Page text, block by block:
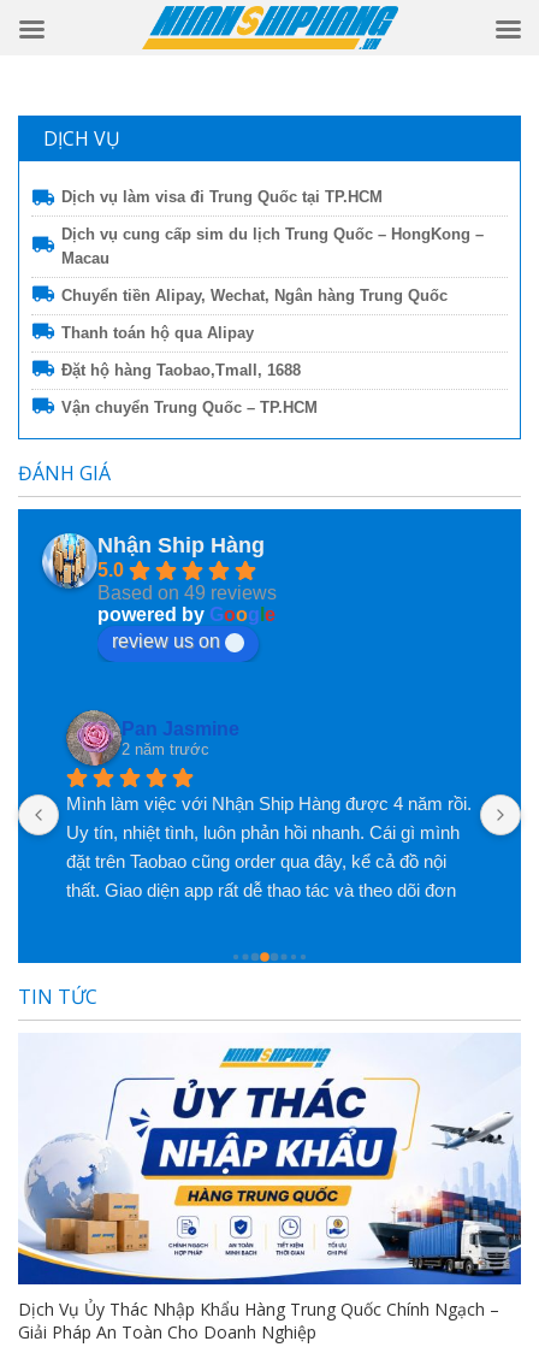
DỊCH VỤ
Dịch vụ làm visa đi Trung Quốc tại TP.HCM
Dịch vụ cung cấp sim du lịch Trung Quốc – HongKong –
Macau
Chuyển tiền Alipay, Wechat, Ngân hàng Trung Quốc
Thanh toán hộ qua Alipay
Đặt hộ hàng Taobao,Tmall, 1688
Vận chuyển Trung Quốc – TP.HCM
ĐÁNH GIÁ
Nhận Ship Hàng
5.0
Based on 49 reviews
powered by Goog e
review us on
Pan Jasmine
2 năm trước
Mình làm việc với Nhận Ship Hàng được 4 năm rồi.
Uy tín, nhiệt tình, luôn phản hồi nhanh. Cái gì mình
đặt trên Taobao cũng order qua đây, kể cả đồ nội
thất. Giao diện app rất dễ thao tác và theo dõi đơn
dịch vụ họ mang lại. Có vấn đề xảy ra cũng hỗ trợ
TIN TỨC
Dịch Vụ Ủy Thác Nhập Khẩu Hàng Trung Quốc Chính Ngạch –
Giải Pháp An Toàn Cho Doanh Nghiệp